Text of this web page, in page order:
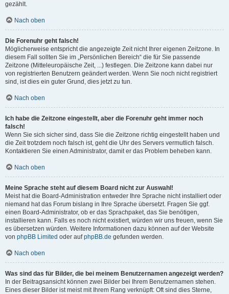
gezählt.
Nach oben
Die Forenuhr geht falsch!
Möglicherweise entspricht die angezeigte Zeit nicht Ihrer eigenen Zeitzone. In
diesem Fall sollten Sie im „Persönlichen Bereich“ die für Sie passende
Zeitzone (Mitteleuropäische Zeit, ...) festlegen. Die Zeitzone kann dabei nur
von registrierten Benutzern geändert werden. Wenn Sie noch nicht registriert
sind, ist dies ein guter Grund, dies jetzt zu tun.
Nach oben
Ich habe die Zeitzone eingestellt, aber die Forenuhr geht immer noch
falsch!
Wenn Sie sich sicher sind, dass Sie die Zeitzone richtig eingestellt haben und
die Zeit trotzdem noch falsch ist, geht die Uhr des Servers vermutlich falsch.
Kontaktieren Sie einen Administrator, damit er das Problem beheben kann.
Nach oben
Meine Sprache steht auf diesem Board nicht zur Auswahl!
Meist hat die Board-Administration entweder Ihre Sprache nicht installiert oder
niemand hat das Forum bislang in Ihre Sprache übersetzt. Fragen Sie ggf.
einen Board-Administrator, ob er das Sprachpaket, das Sie benötigen,
installieren kann. Falls es noch nicht existiert, würden wir uns freuen, wenn Sie
es übersetzen würden. Weitere Informationen dazu können auf der Website
von phpBB Limited oder aufphpBB.de gefunden werden.
Nach oben
Was sind das für Bilder, die bei meinem Benutzernamen angezeigt werden?
In der Beitragsansicht können zwei Bilder bei Ihrem Benutzernamen stehen.
Eines dieser Bilder ist meist mit Ihrem Rang verknüpft: Oft sind dies Sterne,